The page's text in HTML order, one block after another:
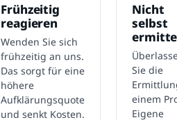
Frühzeitig
reagieren
Wenden Sie sich
frühzeitig an uns.
Das sorgt für eine
höhere
Aufklärungsquote
und senkt Kosten.
Nicht
selbst
Sie die
einem
Eigene